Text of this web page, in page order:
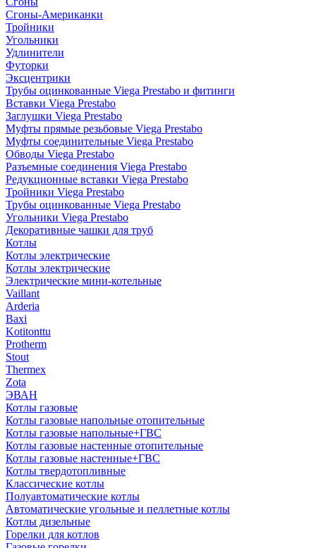
Сгоны-Американки
Тройники
Угольники
Удлинители
Футорки
Эксцентрики
Трубы оцинкованные Viega Prestabo и фитинги
Вставки Viega Prestabo
Заглушки Viega Prestabo
Муфты прямые резьбовые Viega Prestabo
Муфты соединительные Viega Prestabo
Обводы Viega Prestabo
Разъемные соединения Viega Prestabo
Редукционные вставки Viega Prestabo
Тройники Viega Prestabo
Трубы оцинкованные Viega Prestabo
Угольники Viega Prestabo
Декоративные чашки для труб
Котлы
Котлы электрические
Котлы электрические
Электрические мини-котельные
Vaillant
Arderia
Baxi
Kotitonttu
Protherm
Stout
Thermex
Zota
ЭВАН
Котлы газовые
Котлы газовые напольные отопительные
Котлы газовые напольные+ГВС
Котлы газовые настенные отопительные
Котлы газовые настенные+ГВС
Котлы твердотопливные
Классические котлы
Полуавтоматические котлы
Автоматические угольные и пеллетные котлы
Котлы дизельные
Горелки для котлов